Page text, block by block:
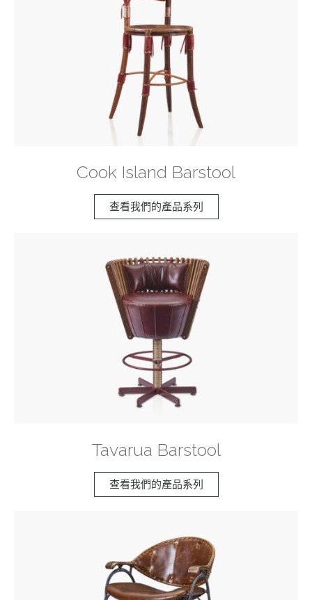
Cook Island Barstool
查看我們的產品系列
Tavarua Barstool
查看我們的產品系列